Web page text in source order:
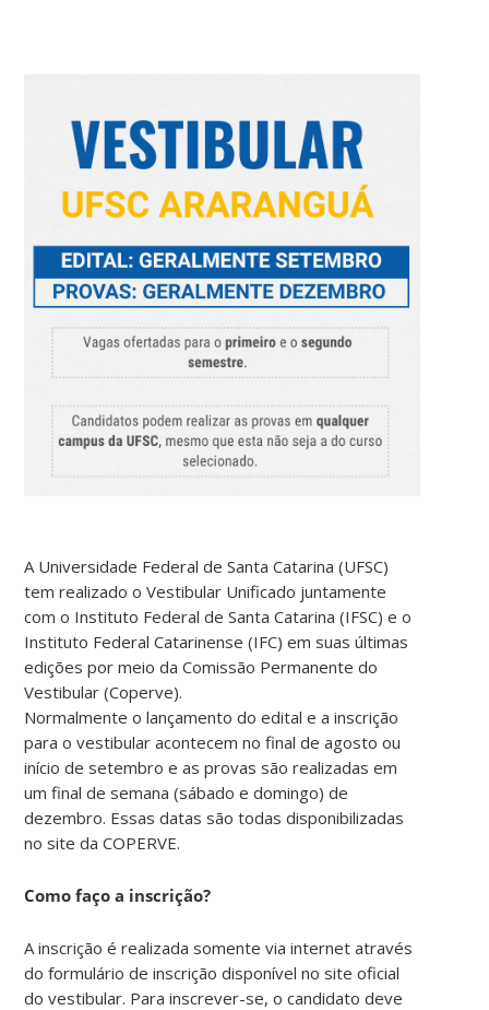
A Universidade Federal de Santa Catarina (UFSC)
tem realizado o Vestibular Unificado juntamente
com o Instituto Federal de Santa Catarina (IFSC) e o
Instituto Federal Catarinense (IFC) em suas últimas
edições por meio da Comissão Permanente do
Vestibular (Coperve).
Normalmente o lançamento do edital e a inscrição
para o vestibular acontecem no final de agosto ou
início de setembro e as provas são realizadas em
um final de semana (sábado e domingo) de
dezembro. Essas datas são todas disponibilizadas
no site da COPERVE.
Como faço a inscrição?
A inscrição é realizada somente via internet através
do formulário de inscrição disponível no site oficial
do vestibular. Para inscrever-se, o candidato deve